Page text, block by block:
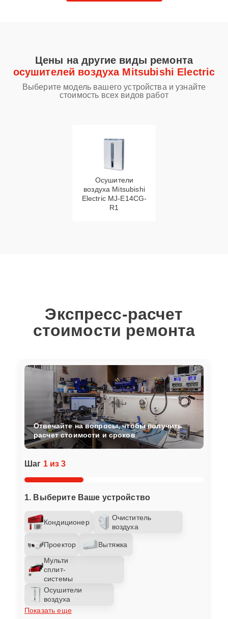
Цены на другие виды ремонта
осушителей воздуха Mitsubishi Electric
Выберите модель вашего устройства и узнайте
стоимость всех видов работ
Осушители
воздуха Mitsubishi
Electric MJ-E14CG-
R1
Экспресс-расчет
стоимости ремонта
Шаг 1 из 3
1. Выберите Ваше устройство
Кондиционер
Очиститель
воздуха
Проектор
Вытяжка
Мульти
сплит-
системы
Осушители
воздуха
Показать еще
Отвечайте на вопросы, чтобы получить
расчет стоимости и сроков